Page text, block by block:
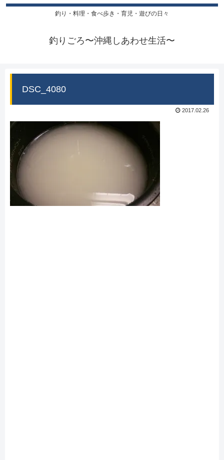
釣り・料理・食べ歩き・育児・遊びの日々
釣りごろ〜沖縄しあわせ生活〜
DSC_4080
2017.02.26